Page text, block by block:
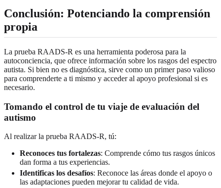
Conclusión: Potenciando la comprensión
propia
La prueba RAADS-R es una herramienta poderosa para la
autoconciencia, que ofrece información sobre los rasgos del espectro
autista. Si bien no es diagnóstica, sirve como un primer paso valioso
para comprenderte a ti mismo y acceder al apoyo profesional si es
necesario.
Tomando el control de tu viaje de evaluación del
autismo
Al realizar la prueba RAADS-R, tú:
Reconoces tus fortalezas: Comprende cómo tus rasgos únicos
dan forma a tus experiencias.
Identificas los desafíos: Reconoce las áreas donde el apoyo o
las adaptaciones pueden mejorar tu calidad de vida.